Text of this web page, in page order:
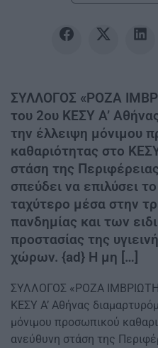
ΣΥΛΛΟΓΟΣ «ΡΟΖΑ
του 2ου ΚΕΣΥ Α’
την έλλειψη μόνιμου
καθαριότητας στο
στάση της
σπεύδει να επιλύσει
ταχύτερο μέσα στην
πανδημίας και των
προστασίας της
χώρων. {ad} Η μη […]
ΣΥΛΛΟΓΟΣ «ΡΟΖΑ
ΚΕΣΥ Α’ Αθήνας
μόνιμου προσωπικού
ανεύθυνη στάση της